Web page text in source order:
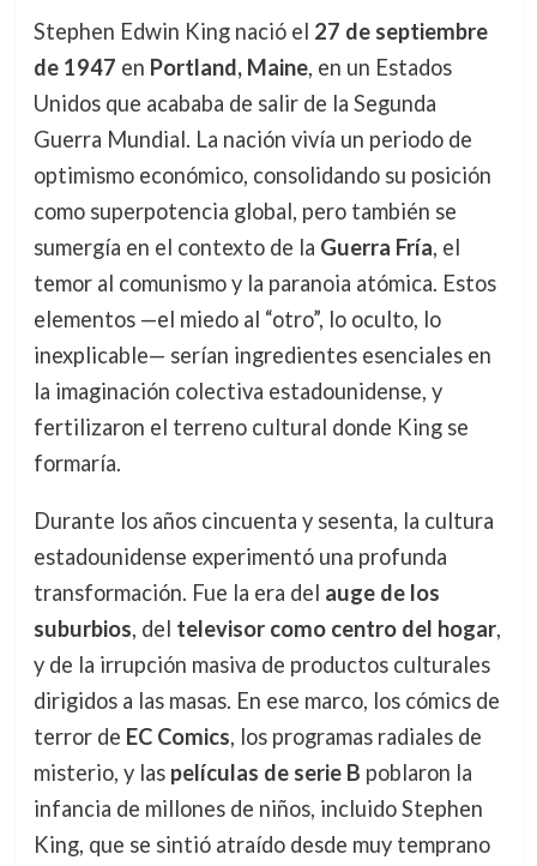
Stephen Edwin King nació el 27 de septiembre
de 1947 en Portland, Maine, en un Estados
Unidos que acababa de salir de la Segunda
Guerra Mundial. La nación vivía un periodo de
optimismo económico, consolidando su posición
como superpotencia global, pero también se
sumergía en el contexto de la Guerra Fría, el
temor al comunismo y la paranoia atómica. Estos
elementos —el miedo al “otro”, lo oculto, lo
inexplicable— serían ingredientes esenciales en
la imaginación colectiva estadounidense, y
fertilizaron el terreno cultural donde King se
formaría.
Durante los años cincuenta y sesenta, la cultura
estadounidense experimentó una profunda
transformación. Fue la era del auge de los
suburbios, del televisor como centro del hogar,
y de la irrupción masiva de productos culturales
dirigidos a las masas. En ese marco, los cómics de
terror de EC Comics, los programas radiales de
misterio, y las películas de serie B poblaron la
infancia de millones de niños, incluido Stephen
King, que se sintió atraído desde muy temprano